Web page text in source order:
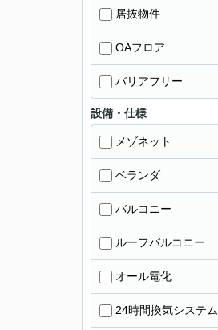
居抜物件
OAフロア
バリアフリー
設備・仕様
メゾネット
ベランダ
バルコニー
ルーフバルコニー
オール電化
24時間換気システム